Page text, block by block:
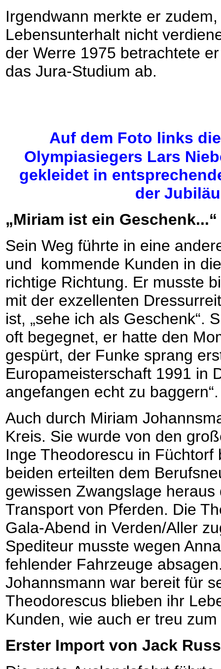
Irgendwann merkte er
Lebensunterhalt nicht
der Werre 1975 betrachtete
das Jura-Studium ab.
Auf dem Foto links
Olympiasiegers Lars
gekleidet in
der
„Miriam ist ein Geschenk...“
Sein Weg führte in eine
und kommende Kunden in
richtige Richtung. Er musste
mit der exzellenten
ist, „sehe ich als Geschenk“.
oft begegnet, er hatte den
gespürt, der Funke sprang
Europameisterschaft 1991 in
angefangen echt zu baggern“.
Auch durch Miriam
Kreis. Sie wurde von den
Inge Theodorescu in
beiden erteilten dem
gewissen Zwangslage
Transport von Pferden. Die
Gala-Abend in Verden/Aller
Spediteur musste wegen
fehlender Fahrzeuge
Johannsmann war bereit für
Theodorescus blieben ihr
Kunden, wie auch er treu
Erster Import von Jack